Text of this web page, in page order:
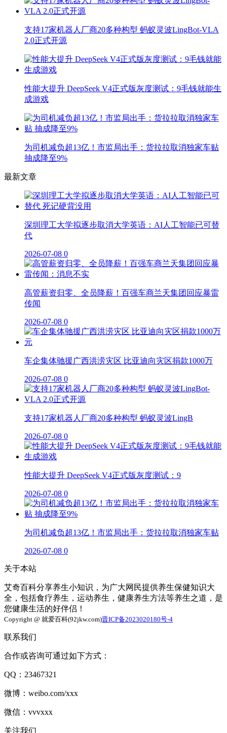
支持17家机器人厂商20多种构型 蚂蚁灵波LingBot-VLA
2.0正式开源
性能大提升 DeepSeek V4正式版灰度测试：9毛钱就能生
成游戏
为司机减负超13亿！市监局出手：货拉拉取消独家车贴
抽成降至9%
最新文章
深圳理工大学拟逐步取消大学英语：AI人工智能已可替
代
2026-07-08 0
高管薪资归零、全员降薪！百强车商兰天集团回应暴雷
传闻
2026-07-08 0
车企集体驰援广西洪涝灾区 比亚迪向灾区捐款1000万
2026-07-08 0
支持17家机器人厂商20多种构型 蚂蚁灵波LingB
2026-07-08 0
性能大提升 DeepSeek V4正式版灰度测试：9
2026-07-08 0
为司机减负超13亿！市监局出手：货拉拉取消独家车贴
2026-07-08 0
关于本站
艾奇百科分享养生小知识，为广大网民提供养生保健知识大
全，包括食疗养生，运动养生，健康养生方法等养生之道，是
您健康生活的好伴侣！
Copyright @ 就爱百科(92jkw.com)晋ICP备2023020180号-4
联系我们
合作或咨询可通过如下方式：
QQ：23467321
微博：weibo.com/xxx
微信：vvvxxx
关注我们